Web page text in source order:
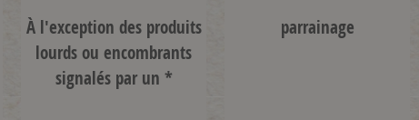
À l'exception des produits
lourds ou encombrants
signalés par un *
parrainage